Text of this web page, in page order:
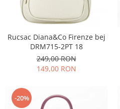
Rucsac Diana&Co Firenze bej
DRM715-2PT 18
249,00 RON
149,00 RON
-20%